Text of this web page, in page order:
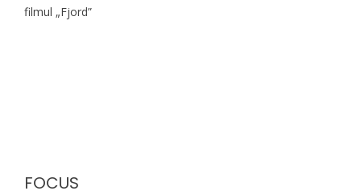
filmul „Fjord”
FOCUS